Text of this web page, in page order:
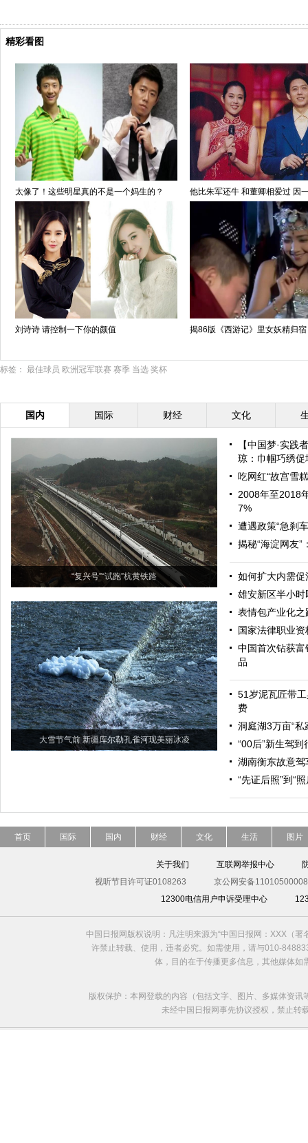
精彩看图
太像了！这些明星真的不是一个妈生的？ 他比朱军还牛 和董卿相爱过 因
刘诗诗 请控制一下你的颜值 揭86版《西游记》里女妖精归
标签： 最佳球员 欧洲冠军联赛 赛季 当选 奖杯
国内 国际 财经 文化
“复兴号”“试跑”杭黄铁路
大雪节气前 新疆库尔勒孔雀河现美丽冰凌
【中国梦·实践
琼：巾帼巧绣促
吃网红“故宫雪
2008年至2018
7%
遭遇政策“急刹
揭秘“海淀网友
如何扩大内需促
雄安新区半小
表情包产业化
国家法律职业
中国首次钻获
品
51岁泥瓦匠带
费
洞庭湖3万亩“私
“00后”新生驾到
湖南衡东故意
“先证后照”到“
首页 国际 国内 财经 文化 生活 图片
关于我们 互联网举报中心
视听节目许可证0108263
京公网安备
12300电信用户申诉受理中心
中国日报网版权说明：凡注明来源为“中国日报网：XXX（
许禁止转载、使用，违者必究。如需使用，请与010-
体，目的在于传播更多信息，其他媒体
版权保护：本网登载的内容（包括文字、图片、多媒体资
未经中国日报网事先协议授权，禁止转